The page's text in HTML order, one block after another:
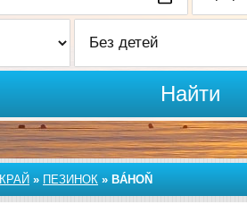
Найти
» ПЕЗИНОК » BÁHOŇ